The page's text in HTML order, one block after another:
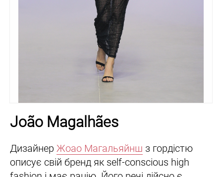
João Magalhães
Дизайнер Жоао Магальяйнш з гордістю
описує свій бренд як self-conscious high